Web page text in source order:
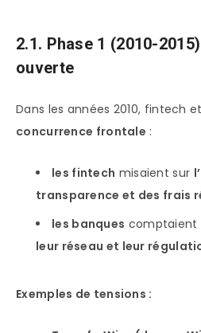
2.1. Phase 1 (2010-
ouverte
Dans les années 2010, fintech
concurrence frontale :
les fintech misaient sur
transparence et des frais
les banques comptaient
leur réseau et leur
Exemples de tensions :